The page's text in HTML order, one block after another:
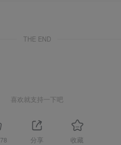
THE END
喜欢就支持一下吧
78 分享 收藏